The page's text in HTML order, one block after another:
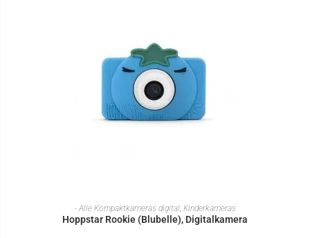
IN DEN WARENKORB
- Alle Kompaktkameras digital, Kinderkameras
Hoppstar Rookie (Blubelle), Digitalkamera